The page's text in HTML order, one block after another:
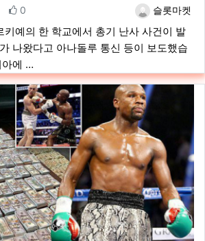
등록자슬롯마켓
추천
0
키예의 한 학교에서 총기 난사 사건이 발
나왔다고 아나돌루 통신 등이 보도했습
아에 …